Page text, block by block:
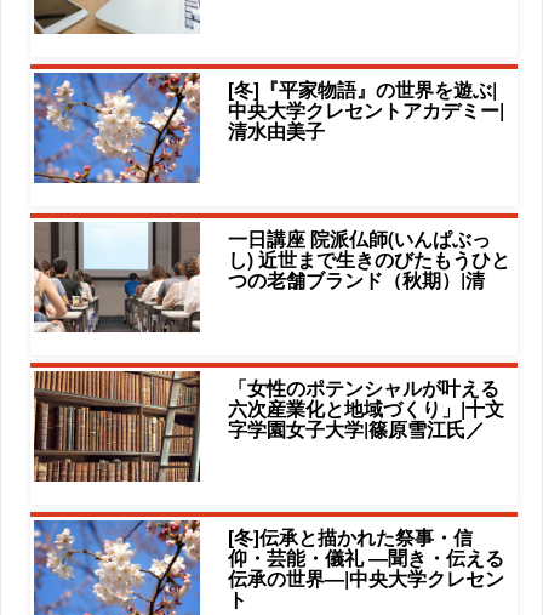
[冬]『平家物語』の世界を遊ぶ|
中央大学クレセントアカデミー|
清水由美子
一日講座 院派仏師(いんぱぶっ
し) 近世まで生きのびたもうひと
つの老舗ブランド（秋期）|清
「女性のポテンシャルが叶える
六次産業化と地域づくり」|十文
字学園女子大学|篠原雪江氏／
[冬]伝承と描かれた祭事・信
仰・芸能・儀礼 ―聞き・伝える
伝承の世界―|中央大学クレセン
ト